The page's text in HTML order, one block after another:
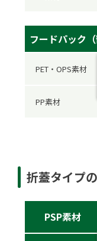
フードパック
PET・OPS素材
PP素材
折蓋タイプ
PSP素材